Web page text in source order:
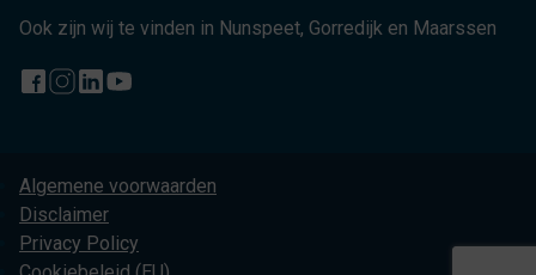
Ook zijn wij te vinden in Nunspeet, Gorredijk en Maarssen
Algemene voorwaarden
Disclaimer
Privacy Policy